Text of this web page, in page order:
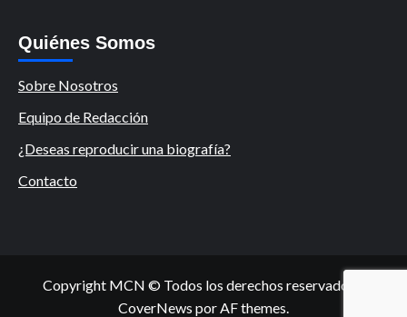
Quiénes Somos
Sobre Nosotros
Equipo de Redacción
¿Deseas reproducir una biografía?
Contacto
Copyright MCN © Todos los derechos reservados.
CoverNews por AF themes.